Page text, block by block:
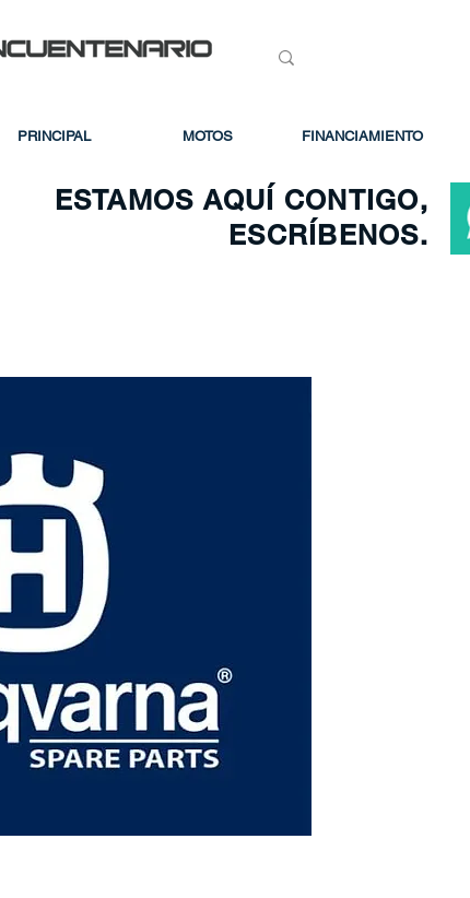
PRINCIPAL MOTOS FINANCIAMIENTO
ESTAMOS AQUÍ CONTIGO,
ESCRÍBENOS.